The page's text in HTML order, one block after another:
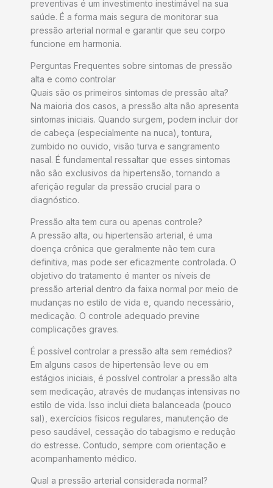
preventivas é um investimento inestimável na sua
saúde. É a forma mais segura de monitorar sua
pressão arterial normal e garantir que seu corpo
funcione em harmonia.
Perguntas Frequentes sobre sintomas de pressão
alta e como controlar
Quais são os primeiros sintomas de pressão alta?
Na maioria dos casos, a pressão alta não apresenta
sintomas iniciais. Quando surgem, podem incluir dor
de cabeça (especialmente na nuca), tontura,
zumbido no ouvido, visão turva e sangramento
nasal. É fundamental ressaltar que esses sintomas
não são exclusivos da hipertensão, tornando a
aferição regular da pressão crucial para o
diagnóstico.
Pressão alta tem cura ou apenas controle?
A pressão alta, ou hipertensão arterial, é uma
doença crônica que geralmente não tem cura
definitiva, mas pode ser eficazmente controlada. O
objetivo do tratamento é manter os níveis de
pressão arterial dentro da faixa normal por meio de
mudanças no estilo de vida e, quando necessário,
medicação. O controle adequado previne
complicações graves.
É possível controlar a pressão alta sem remédios?
Em alguns casos de hipertensão leve ou em
estágios iniciais, é possível controlar a pressão alta
sem medicação, através de mudanças intensivas no
estilo de vida. Isso inclui dieta balanceada (pouco
sal), exercícios físicos regulares, manutenção de
peso saudável, cessação do tabagismo e redução
do estresse. Contudo, sempre com orientação e
acompanhamento médico.
Qual a pressão arterial considerada normal?